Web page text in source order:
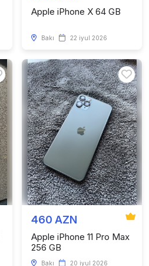
Apple iPhone X 64 GB
Bakı 22 iyul 2026
460 AZN
Apple iPhone 11 Pro Max
256 GB
Bakı 20 iyul 2026